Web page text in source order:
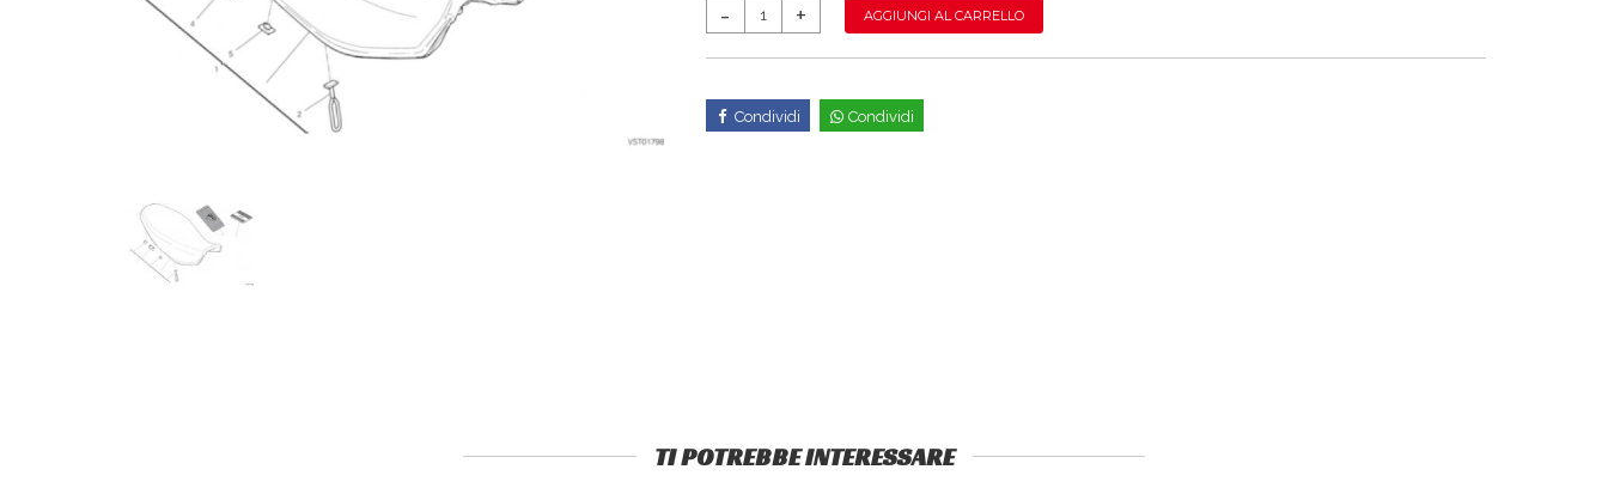
AGGIUNGI AL CARRELLO
Condividi Condividi
TI POTREBBE INTERESSARE